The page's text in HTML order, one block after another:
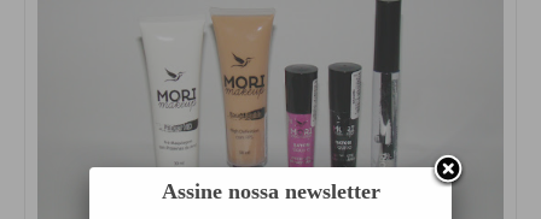
Assine nossa newsletter